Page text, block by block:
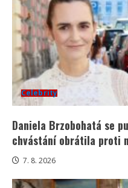
Celebrity
Daniela Brzobohatá se
chvástání obrátila proti
7. 8. 2026